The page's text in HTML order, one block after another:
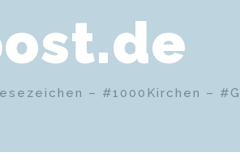
– #1000Kirchen –